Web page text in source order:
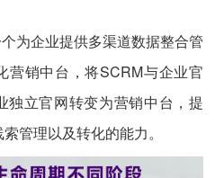
为企业提供多渠道数据整合管
营销中台，将SCRM与企业官
独立官网转变为营销中台，提
管理以及转化的能力。